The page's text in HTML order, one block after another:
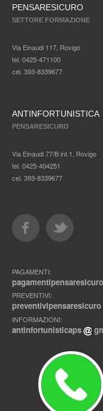
PENSARESICURO
SETTORE FORMAZIONE
Via Einaudi 117, Rovigo
tel. 0425-471100
cel. 393-8339677
ANTINFORTUNISTICA
PENSARESICURO
Via Einaudi 77/B int.1, Rovigo
tel. 0425-404251
cel. 393-8339677
PAGAMENTI:
pagamentipensaresicuro
PREVENTIVI:
preventivipensaresicuro
INFORMAZIONI:
antinfortunisticaps